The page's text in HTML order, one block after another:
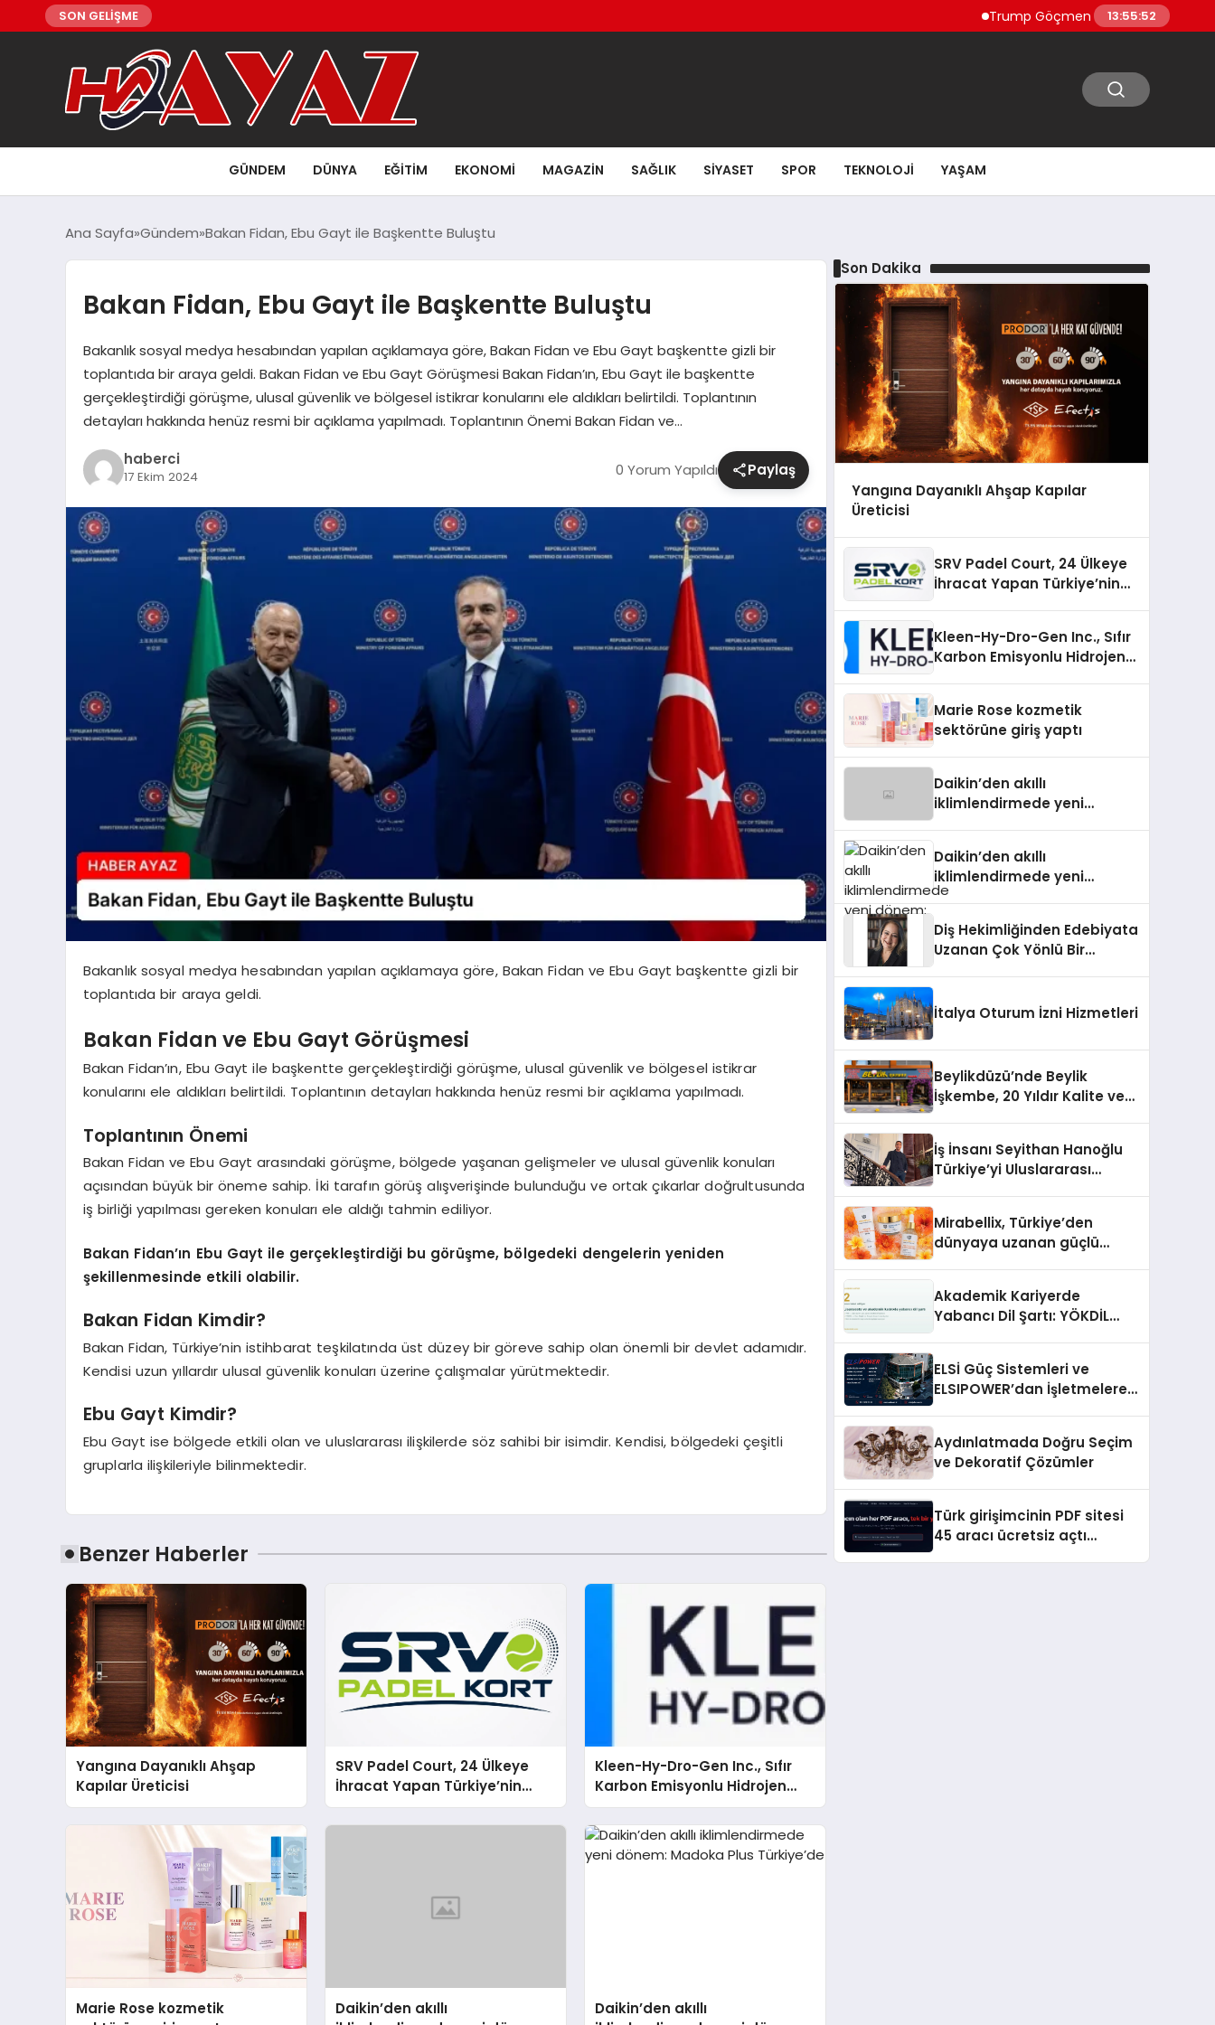
SON GELİŞME Trump Göçmen Kamyon Şoförleri
13:55:53
GÜNDEM DÜNYA EĞITIM EKONOMI MAGAZIN SAĞLIK SIYASET SPOR TEKNOLOJI YAŞAM
Ana Sayfa Gündem Bakan Fidan, Ebu Gayt ile Başkentte Buluştu
Bakan Fidan, Ebu Gayt ile Başkentte Buluştu
Bakanlık sosyal medya hesabından yapılan açıklamaya göre, Bakan Fidan ve Ebu Gayt başkentte gizli bir
toplantıda bir araya geldi. Bakan Fidan ve Ebu Gayt Görüşmesi Bakan Fidan’ın, Ebu Gayt ile başkentte
gerçekleştirdiği görüşme, ulusal güvenlik ve bölgesel istikrar konularını ele aldıkları belirtildi. Toplantının
detayları hakkında henüz resmi bir açıklama yapılmadı. Toplantının Önemi Bakan Fidan ve…
haberci
17 Ekim 2024 0 Yorum Yapıldı Paylaş
Bakanlık sosyal medya hesabından yapılan açıklamaya göre, Bakan Fidan ve Ebu Gayt başkentte gizli bir
toplantıda bir araya geldi.
Bakan Fidan ve Ebu Gayt Görüşmesi
Bakan Fidan’ın, Ebu Gayt ile başkentte gerçekleştirdiği görüşme, ulusal güvenlik ve bölgesel istikrar
konularını ele aldıkları belirtildi. Toplantının detayları hakkında henüz resmi bir açıklama yapılmadı.
Toplantının Önemi
Bakan Fidan ve Ebu Gayt arasındaki görüşme, bölgede yaşanan gelişmeler ve ulusal güvenlik konuları
açısından büyük bir öneme sahip. İki tarafın görüş alışverişinde bulunduğu ve ortak çıkarlar doğrultusunda
iş birliği yapılması gereken konuları ele aldığı tahmin ediliyor.
Bakan Fidan’ın Ebu Gayt ile gerçekleştirdiği bu görüşme, bölgedeki dengelerin yeniden
şekillenmesinde etkili olabilir.
Bakan Fidan Kimdir?
Bakan Fidan, Türkiye’nin istihbarat teşkilatında üst düzey bir göreve sahip olan önemli bir devlet adamıdır.
Kendisi uzun yıllardır ulusal güvenlik konuları üzerine çalışmalar yürütmektedir.
Ebu Gayt Kimdir?
Ebu Gayt ise bölgede etkili olan ve uluslararası ilişkilerde söz sahibi bir isimdir. Kendisi, bölgedeki çeşitli
gruplarla ilişkileriyle bilinmektedir.
Benzer Haberler
Yangına Dayanıklı Ahşap
Kapılar Üreticisi
SRV Padel Court, 24 Ülkeye
İhracat Yapan Türkiye’nin
Padel Kortu Üretim Gücü
Kleen-Hy-Dro-Gen Inc., Sıfır
Karbon Emisyonlu Hidrojen
Isıtma Teknolojisinde ISO ve
TSSA Düzenleyici Onaylarını
Aldı
Marie Rose kozmetik
Daikin’den akıllı
Daikin’den akıllı
Son Dakika
Yangına Dayanıklı Ahşap Kapılar
Üreticisi
SRV Padel Court, 24 Ülkeye
İhracat Yapan Türkiye’nin
Kleen-Hy-Dro-Gen Inc., Sıfır
Karbon Emisyonlu Hidrojen
Aldı
Marie Rose kozmetik
sektörüne giriş yaptı
Daikin’den akıllı
iklimlendirmede yeni
Daikin’den akıllı
iklimlendirmede yeni
dönem: Madoka Plus
Diş Hekimliğinden Edebiyata
Uzanan Çok Yönlü Bir
İtalya Oturum İzni Hizmetleri
Beylikdüzü’nde Beylik
İşkembe, 20 Yıldır Kalite ve
İş İnsanı Seyithan Hanoğlu
Türkiye’yi Uluslararası
Mirabellix, Türkiye’den
dünyaya uzanan güçlü
Akademik Kariyerde
Yabancı Dil Şartı: YÖKDİL
ELSİ Güç Sistemleri ve
ELSIPOWER’dan İşletmelere
Aydınlatmada Doğru Seçim
ve Dekoratif Çözümler
Türk girişimcinin PDF sitesi
45 aracı ücretsiz açtı